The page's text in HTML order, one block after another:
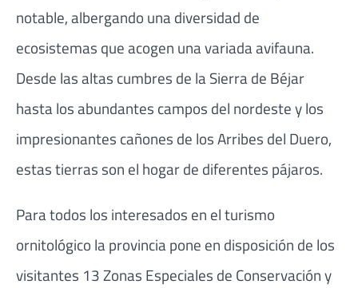
notable, albergando una diversidad de
ecosistemas que acogen una variada avifauna.
Desde las altas cumbres de la Sierra de Béjar
hasta los abundantes campos del nordeste y los
impresionantes cañones de los Arribes del Duero,
estas tierras son el hogar de diferentes pájaros.
Para todos los interesados en el turismo
ornitológico la provincia pone en disposición de los
visitantes 13 Zonas Especiales de Conservación y